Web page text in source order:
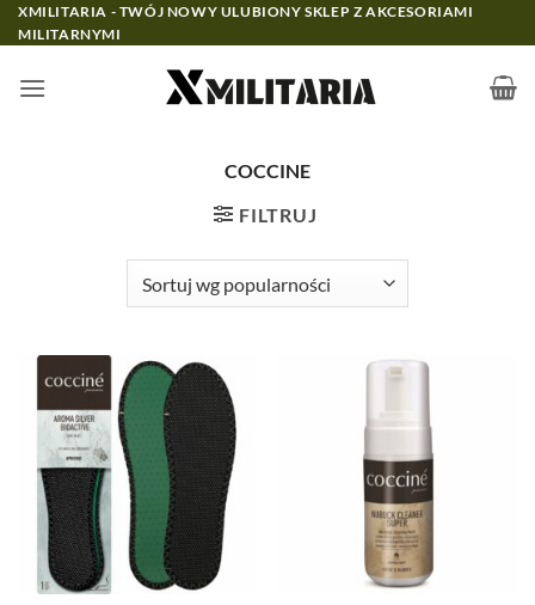
Przewiń
do
XMILITARIA - TWÓJ NOWY ULUBIONY SKLEP Z AKCESORIAMI
MILITARNYMI
COCCINE
FILTRUJ